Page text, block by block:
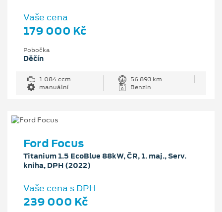
Vaše cena
179 000 Kč
Pobočka
Děčín
1 084 ccm
56 893 km
manuální
Benzin
Ford Focus
Titanium 1.5 EcoBlue 88kW, ČR, 1. maj., Serv.
kniha, DPH (2022)
Vaše cena s DPH
239 000 Kč